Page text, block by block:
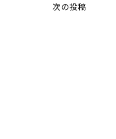
次の投稿